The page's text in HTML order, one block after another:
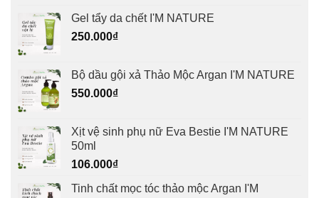
Gel tẩy da chết I'M NATURE
250.000₫
Bộ dầu gội xả Thảo Mộc Argan I'M NATURE
550.000₫
Xịt vệ sinh phụ nữ Eva Bestie I'M NATURE
50ml
106.000₫
Tinh chất mọc tóc thảo mộc Argan I'M